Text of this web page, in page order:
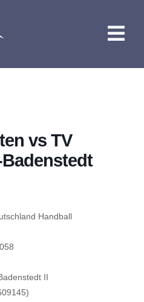
vs TV
Handball
II